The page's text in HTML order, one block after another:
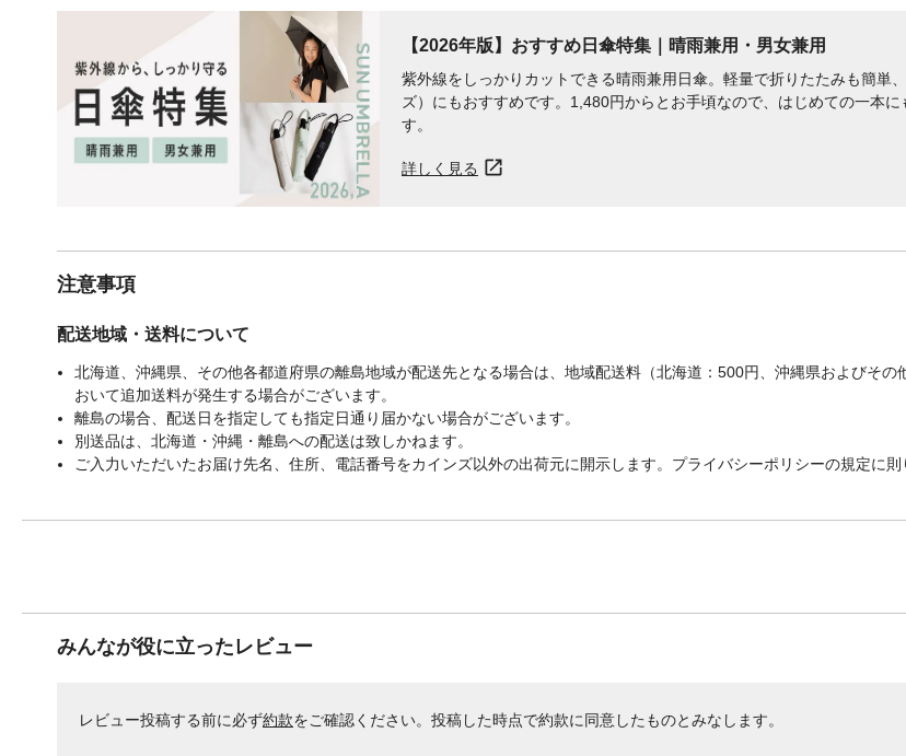
【2026年版】おすすめ日傘特集｜晴雨兼用・男女兼用
紫外線をしっかりカットできる晴雨兼用日傘。軽量で折りたたみも簡単
ズ）にもおすすめです。1,480円からとお手頃なので、はじめての一本
す。
詳しく見る
注意事項
配送地域・送料について
北海道、沖縄県、その他各都道府県の離島地域が配送先となる場合は、地域配送料（北海道：500円、沖縄県およびそ
おいて追加送料が発生する場合がございます。
離島の場合、配送日を指定しても指定日通り届かない場合がございます。
別送品は、北海道・沖縄・離島への配送は致しかねます。
ご入力いただいたお届け先名、住所、電話番号をカインズ以外の出荷元に開示します。プライバシーポリシーの規定に則
みんなが役に立ったレビュー
レビュー投稿する前に必ず約款をご確認ください。投稿した時点で約款に同意したものとみなします。